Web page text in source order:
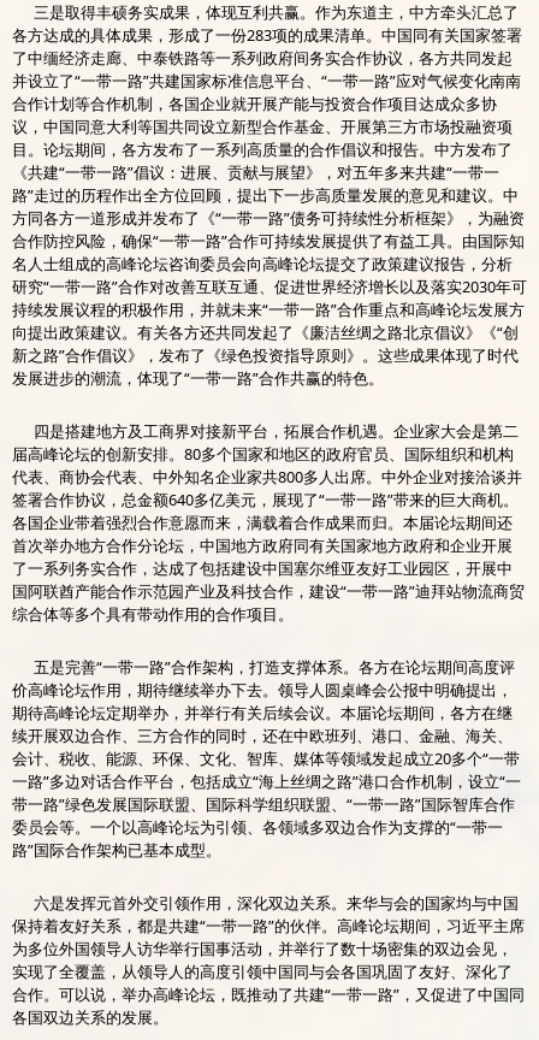
三是取得丰硕务实成果，体现互利共赢。作为东道主，中方牵头汇总了
各方达成的具体成果，形成了一份283项的成果清单。中国同有关国家签署
了中缅经济走廊、中泰铁路等一系列政府间务实合作协议，各方共同发起
并设立了“一带一路”共建国家标准信息平台、“一带一路”应对气候变化南南
合作计划等合作机制，各国企业就开展产能与投资合作项目达成众多协
议，中国同意大利等国共同设立新型合作基金、开展第三方市场投融资项
目。论坛期间，各方发布了一系列高质量的合作倡议和报告。中方发布了
《共建“一带一路”倡议：进展、贡献与展望》，对五年多来共建“一带一
路”走过的历程作出全方位回顾，提出下一步高质量发展的意见和建议。中
方同各方一道形成并发布了《“一带一路”债务可持续性分析框架》，为融资
合作防控风险，确保“一带一路”合作可持续发展提供了有益工具。由国际知
名人士组成的高峰论坛咨询委员会向高峰论坛提交了政策建议报告，分析
研究“一带一路”合作对改善互联互通、促进世界经济增长以及落实2030年可
持续发展议程的积极作用，并就未来“一带一路”合作重点和高峰论坛发展方
向提出政策建议。有关各方还共同发起了《廉洁丝绸之路北京倡议》《“创
新之路”合作倡议》，发布了《绿色投资指导原则》。这些成果体现了时代
发展进步的潮流，体现了“一带一路”合作共赢的特色。
四是搭建地方及工商界对接新平台，拓展合作机遇。企业家大会是第二
届高峰论坛的创新安排。80多个国家和地区的政府官员、国际组织和机构
代表、商协会代表、中外知名企业家共800多人出席。中外企业对接洽谈并
签署合作协议，总金额640多亿美元，展现了“一带一路”带来的巨大商机。
各国企业带着强烈合作意愿而来，满载着合作成果而归。本届论坛期间还
首次举办地方合作分论坛，中国地方政府同有关国家地方政府和企业开展
了一系列务实合作，达成了包括建设中国塞尔维亚友好工业园区，开展中
国阿联酋产能合作示范园产业及科技合作，建设“一带一路”迪拜站物流商贸
综合体等多个具有带动作用的合作项目。
五是完善“一带一路”合作架构，打造支撑体系。各方在论坛期间高度评
价高峰论坛作用，期待继续举办下去。领导人圆桌峰会公报中明确提出，
期待高峰论坛定期举办，并举行有关后续会议。本届论坛期间，各方在继
续开展双边合作、三方合作的同时，还在中欧班列、港口、金融、海关、
会计、税收、能源、环保、文化、智库、媒体等领域发起成立20多个“一带
一路”多边对话合作平台，包括成立“海上丝绸之路”港口合作机制，设立“一
带一路”绿色发展国际联盟、国际科学组织联盟、“一带一路”国际智库合作
委员会等。一个以高峰论坛为引领、各领域多双边合作为支撑的“一带一
路”国际合作架构已基本成型。
六是发挥元首外交引领作用，深化双边关系。来华与会的国家均与中国
保持着友好关系，都是共建“一带一路”的伙伴。高峰论坛期间，习近平主席
为多位外国领导人访华举行国事活动，并举行了数十场密集的双边会见，
实现了全覆盖，从领导人的高度引领中国同与会各国巩固了友好、深化了
合作。可以说，举办高峰论坛，既推动了共建“一带一路”，又促进了中国同
各国双边关系的发展。